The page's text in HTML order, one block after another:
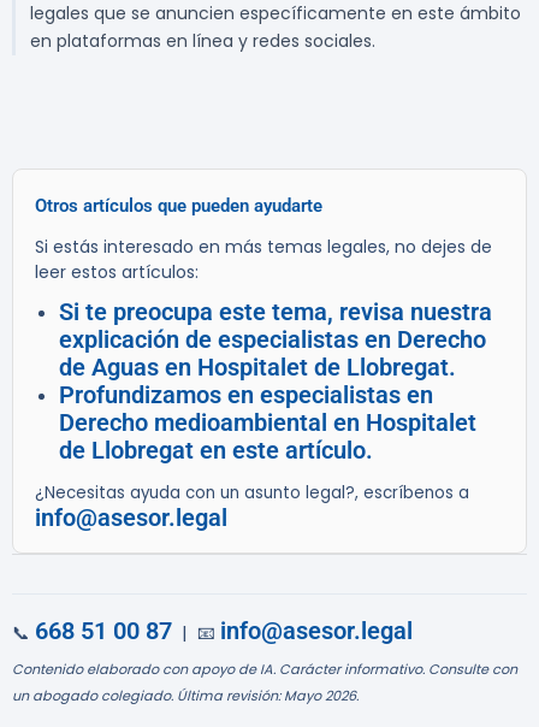
legales que se anuncien específicamente en este ámbito
en plataformas en línea y redes sociales.
Otros artículos que pueden ayudarte
Si estás interesado en más temas legales, no dejes de
leer estos artículos:
Si te preocupa este tema, revisa nuestra
explicación de especialistas en Derecho
de Aguas en Hospitalet de Llobregat.
Profundizamos en especialistas en
Derecho medioambiental en Hospitalet
de Llobregat en este artículo.
¿Necesitas ayuda con un asunto legal?, escríbenos a
info@asesor.legal
📞 668 51 00 87 | 📧 info@asesor.legal
Contenido elaborado con apoyo de IA. Carácter informativo. Consulte con
un abogado colegiado. Última revisión: Mayo 2026.